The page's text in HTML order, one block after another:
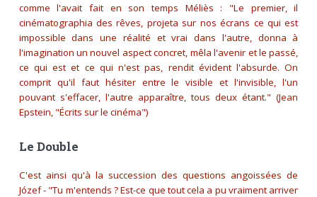
comme l'avait fait en son temps Méliès : "Le premier, il
cinématographia des rêves, projeta sur nos écrans ce qui est
impossible dans une réalité et vrai dans l'autre, donna à
l'imagination un nouvel aspect concret, mêla l'avenir et le passé,
ce qui est et ce qui n'est pas, rendit évident l'absurde. On
comprit qu'il faut hésiter entre le visible et l'invisible, l'un
pouvant s'effacer, l'autre apparaître, tous deux étant." (Jean
Epstein, "Écrits sur le cinéma")
Le Double
C'est ainsi qu'à la succession des questions angoissées de
Józef - "Tu m'entends ? Est-ce que tout cela a pu vraiment arriver